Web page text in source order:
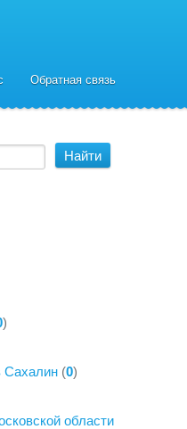
Обратная связь
)
Сахалин (0)
области